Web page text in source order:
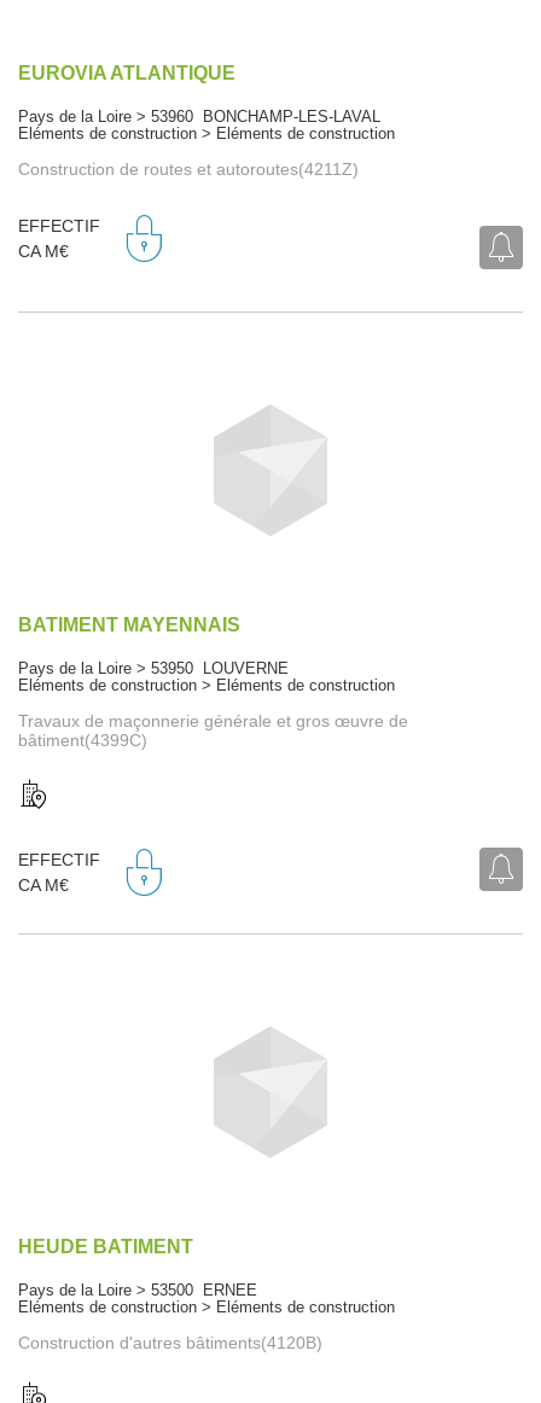
EUROVIA ATLANTIQUE
Pays de la Loire > 53960 BONCHAMP-LES-LAVAL
Eléments de construction > Eléments de construction
Construction de routes et autoroutes(4211Z)
EFFECTIF
CA M€
BATIMENT MAYENNAIS
Pays de la Loire > 53950 LOUVERNE
Eléments de construction > Eléments de construction
Travaux de maçonnerie générale et gros œuvre de
bâtiment(4399C)
EFFECTIF
CA M€
HEUDE BATIMENT
Pays de la Loire > 53500 ERNEE
Eléments de construction > Eléments de construction
Construction d'autres bâtiments(4120B)